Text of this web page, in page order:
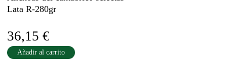
Lata R-280gr
36,15 €
Añadir al carrito